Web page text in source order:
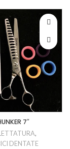
7″
,
DENTATE